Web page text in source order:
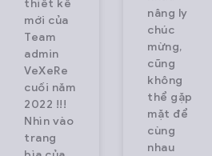
thiết kế
mới của
Team
admin
VeXeRe
cuối năm
2022 !!!
Nhìn vào
trang
nâng ly
chúc
mừng,
cũng
không
thể gặp
mặt để
cùng
nhau